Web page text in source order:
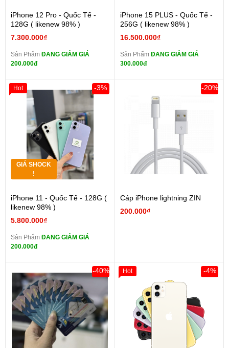
iPhone 12 Pro - Quốc Tế -
128G ( likenew 98% )
7.300.000₫
Sản Phẩm ĐANG GIẢM GIÁ
200.000đ
iPhone 15 PLUS - Quốc Tế -
256G ( likenew 98% )
16.500.000₫
Sản Phẩm ĐANG GIẢM GIÁ
300.000đ
GIÁ SHOCK
!
iPhone 11 - Quốc Tế - 128G (
likenew 98% )
5.800.000₫
-3%
Sản Phẩm ĐANG GIẢM GIÁ
200.000đ
Hot
Cáp iPhone lightning ZIN
200.000₫
-20%
-40% -4%
Hot